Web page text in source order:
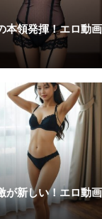
本領発揮！エロ動
が新しい！エロ動